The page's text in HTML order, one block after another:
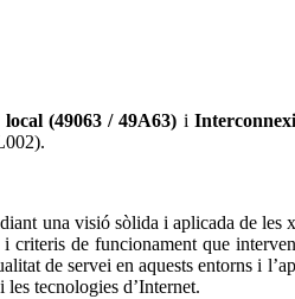
(49063 / 49A63) i
una visió sòlida i aplicada de
criteris de funcionament que
de servei en aquests entorns i
tecnologies d’Internet.